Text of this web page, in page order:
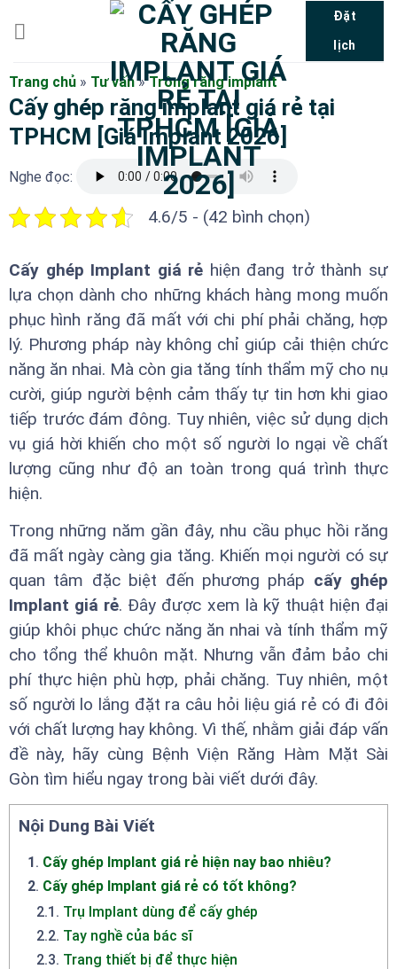
dung
Đặt
lịch
Trang chủ » Tư vấn»Trồng răng implant
Cấy ghép răng implant giá rẻ tại
TPHCM [Giá Implant 2026]
Nghe đọc:
4.6/5 - (42 bình chọn)
Cấy ghép Implant giá rẻ hiện đang trở thành sự
lựa chọn dành cho những khách hàng mong muốn
phục hình răng đã mất với chi phí phải chăng, hợp
lý. Phương pháp này không chỉ giúp cải thiện chức
năng ăn nhai. Mà còn gia tăng tính thẩm mỹ cho nụ
cười, giúp người bệnh cảm thấy tự tin hơn khi giao
tiếp trước đám đông. Tuy nhiên, việc sử dụng dịch
vụ giá hời khiến cho một số người lo ngại về chất
lượng cũng như độ an toàn trong quá trình thực
hiện.
Trong những năm gần đây, nhu cầu phục hồi răng
đã mất ngày càng gia tăng. Khiến mọi người có sự
quan tâm đặc biệt đến phương pháp cấy ghép
Implant giá rẻ. Đây được xem là kỹ thuật hiện đại
giúp khôi phục chức năng ăn nhai và tính thẩm mỹ
cho tổng thể khuôn mặt. Nhưng vẫn đảm bảo chi
phí thực hiện phù hợp, phải chăng. Tuy nhiên, một
số người lo lắng đặt ra câu hỏi liệu giá rẻ có đi đôi
với chất lượng hay không. Vì thế, nhằm giải đáp vấn
đề này, hãy cùng Bệnh Viện Răng Hàm Mặt Sài
Gòn tìm hiểu ngay trong bài viết dưới đây.
Nội Dung Bài Viết
1. Cấy ghép Implant giá rẻ hiện nay bao nhiêu?
2. Cấy ghép Implant giá rẻ có tốt không?
2.1 . Trụ Implant dùng để cấy ghép
2.2. Tay nghề của bác sĩ
2.3. Trang thiết bị để thực hiện